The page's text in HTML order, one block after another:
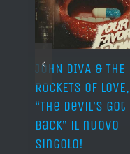
JOHN DIVA & THE
ROCKETS OF
“The Devil’s Got
Back” il nuovo
singolo!